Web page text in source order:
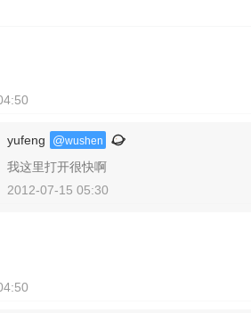
yufeng @wushen
我这里打开很快啊
2012-07-15 05:30